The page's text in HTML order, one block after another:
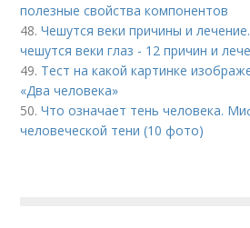
полезные свойства компонентов
48.Чешутся веки причины и
чешутся веки глаз - 12 причин и
49. Тест на какой картинке
«Два человека»
50.Что означает тень человека.
человеческой тени (10 фото)